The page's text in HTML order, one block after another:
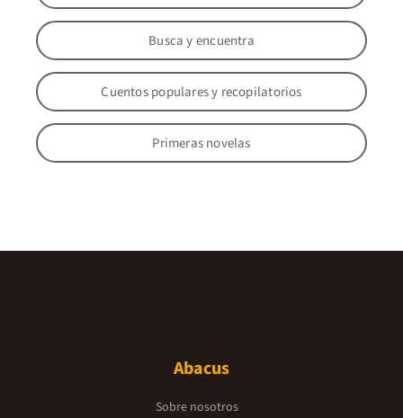
Busca y encuentra
Cuentos populares y recopilatorios
Primeras novelas
Abacus
Sobre nosotros